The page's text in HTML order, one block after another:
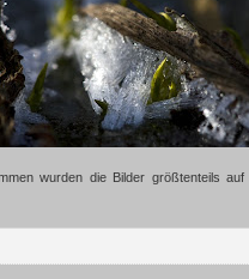
wurden die Bilder größtenteils